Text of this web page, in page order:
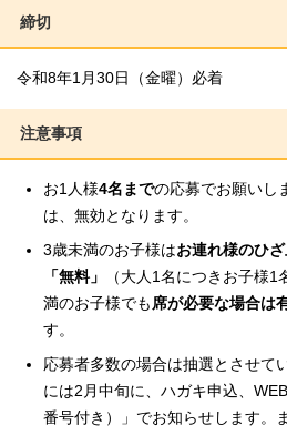
締切
令和8年1月30日（金曜）必着
注意事項
お1人様4名までの応募でお願いし
は、無効となります。
3歳未満のお子様はお連れ様のひ
「無料」
（大人1名につきお子様
満のお子様でも 席が必要な場合は
す。
応募者多数の場合は抽選とさせて
には2月中旬に、ハガキ申込、
番号付き）」でお知らせします。